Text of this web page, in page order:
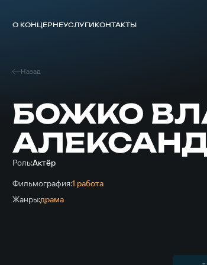
О КОНЦЕРНЕУСЛУГИКОНТАКТЫ
Назад
БОЖКО
Роль:Актёр
Фильмография:1 работа
Жанры:драма